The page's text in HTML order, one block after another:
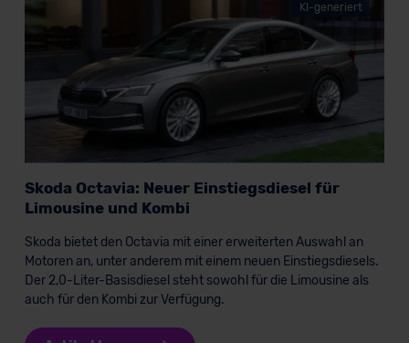
KI-generiert
Skoda Octavia: Neuer Einstiegsdiesel für
Limousine und Kombi
Skoda bietet den Octavia mit einer erweiterten Auswahl an
Motoren an, unter anderem mit einem neuen Einstiegsdiesels.
Der 2,0-Liter-Basisdiesel steht sowohl für die Limousine als
auch für den Kombi zur Verfügung.